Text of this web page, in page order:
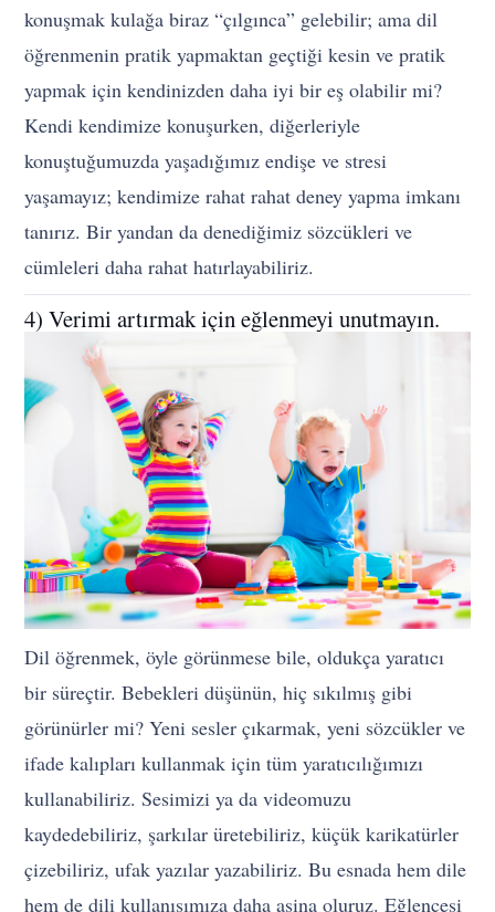
konuşmak kulağa biraz “çılgınca” gelebilir; ama dil
öğrenmenin pratik yapmaktan geçtiği kesin ve pratik
yapmak için kendinizden daha iyi bir eş olabilir mi?
Kendi kendimize konuşurken, diğerleriyle
konuştuğumuzda yaşadığımız endişe ve stresi
yaşamayız; kendimize rahat rahat deney yapma imkanı
tanırız. Bir yandan da denediğimiz sözcükleri ve
cümleleri daha rahat hatırlayabiliriz.
4) Verimi artırmak için eğlenmeyi unutmayın.
Dil öğrenmek, öyle görünmese bile, oldukça yaratıcı
bir süreçtir. Bebekleri düşünün, hiç sıkılmış gibi
görünürler mi? Yeni sesler çıkarmak, yeni sözcükler ve
ifade kalıpları kullanmak için tüm yaratıcılığımızı
kullanabiliriz. Sesimizi ya da videomuzu
kaydedebiliriz, şarkılar üretebiliriz, küçük karikatürler
çizebiliriz, ufak yazılar yazabiliriz. Bu esnada hem dile
hem de dili kullanışımıza daha aşina oluruz. Eğlencesi